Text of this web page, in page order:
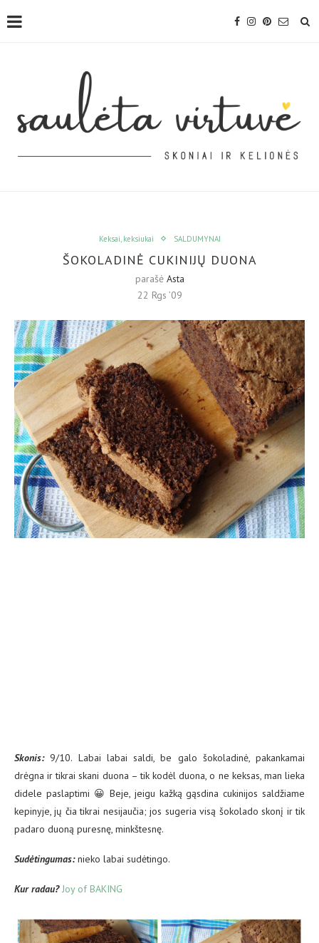
Keksai, keksiukai SALDUMYNAI
ŠOKOLADINĖ CUKINIJŲ DUONA
parašė Asta
22 Rgs ’09
Skonis:9/10. Labai labai saldi, be galo šokoladinė, pakankamai
drėgna ir tikrai skani duona – tik kodėl duona, o ne keksas, man lieka
didele paslaptimi 😀 Beje, jeigu kažką gąsdina cukinijos saldžiame
kepinyje, jų čia tikrai nesijaučia; jos sugeria visą šokolado skonį ir tik
padaro duoną puresnę, minkštesnę.
Sudėtingumas:nieko labai sudėtingo.
Kur radau? Joy of BAKING